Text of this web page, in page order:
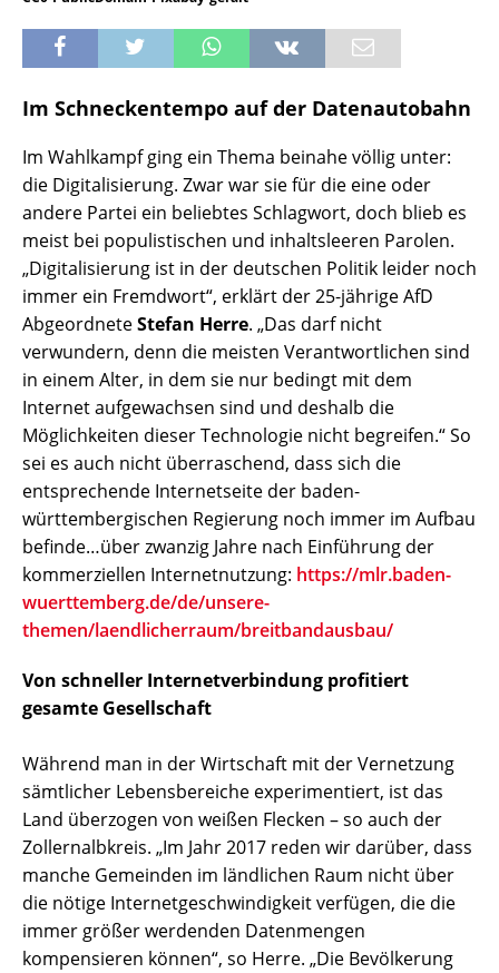
Im Schneckentempo auf der Datenautobahn
Im Wahlkampf ging ein Thema beinahe völlig unter:
die Digitalisierung. Zwar war sie für die eine oder
andere Partei ein beliebtes Schlagwort, doch blieb es
meist bei populistischen und inhaltsleeren Parolen.
„Digitalisierung ist in der deutschen Politik leider noch
immer ein Fremdwort“, erklärt der 25-jährige AfD
AbgeordneteStefan Herre. „Das darf nicht
verwundern, denn die meisten Verantwortlichen sind
in einem Alter, in dem sie nur bedingt mit dem
Internet aufgewachsen sind und deshalb die
Möglichkeiten dieser Technologie nicht begreifen.“ So
sei es auch nicht überraschend, dass sich die
entsprechende Internetseite der baden-
württembergischen Regierung noch immer im Aufbau
befinde…über zwanzig Jahre nach Einführung der
kommerziellen Internetnutzung: https://mlr.baden-
wuerttemberg.de/de/unsere-
themen/laendlicherraum/breitbandausbau/
Von schneller Internetverbindung profitiert
gesamte Gesellschaft
Während man in der Wirtschaft mit der Vernetzung
sämtlicher Lebensbereiche experimentiert, ist das
Land überzogen von weißen Flecken – so auch der
Zollernalbkreis. „Im Jahr 2017 reden wir darüber, dass
manche Gemeinden im ländlichen Raum nicht über
die nötige Internetgeschwindigkeit verfügen, die die
immer größer werdenden Datenmengen
kompensieren können“, so Herre. „Die Bevölkerung